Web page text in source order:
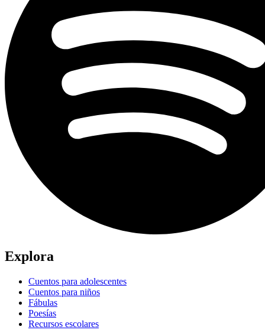
Explora
Cuentos para adolescentes
Cuentos para niños
Fábulas
Poesías
Recursos escolares